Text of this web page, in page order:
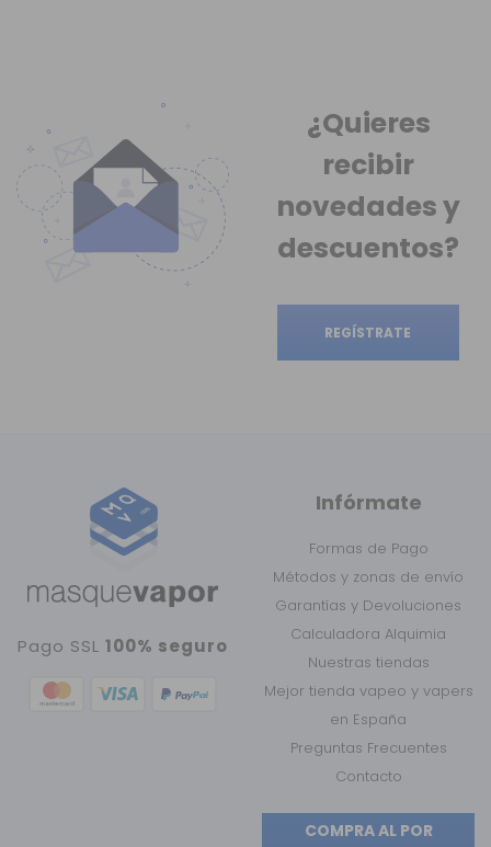
¿Quieres
recibir
novedadesy
descuentos?
REGÍSTRATE
Pago SSL100% seguro
Infórmate
Formas de Pago
Métodos y zonas de envío
Garantías y Devoluciones
Calculadora Alquimia
Nuestras tiendas
Mejor tienda vapeo y vapers
en España
Preguntas Frecuentes
Contacto
COMPRA AL POR